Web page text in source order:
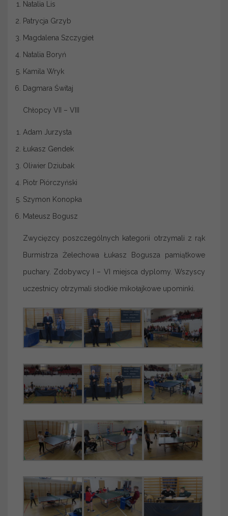
Natalia Lis
Patrycja Grzyb
Magdalena Szczygieł
Natalia Boryń
Kamila Wryk
Dagmara Świtaj
Chłopcy VII – VIII
Adam Jurzysta
Łukasz Gendek
Oliwier Dziubak
Piotr Piórczyński
Szymon Konopka
Mateusz Bogusz
Zwycięzcy poszczególnych kategorii otrzymali z rąk
Burmistrza Żelechowa Łukasz Bogusza pamiątkowe
puchary. Zdobywcy I – VI miejsca dyplomy. Wszyscy
uczestnicy otrzymali słodkie mikołajkowe upominki.